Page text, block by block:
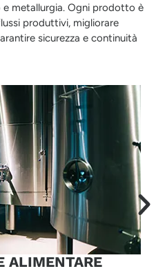
e metallurgia. Ogni prodotto è
produttivi, migliorare
sicurezza e continuità
ALIMENTARE